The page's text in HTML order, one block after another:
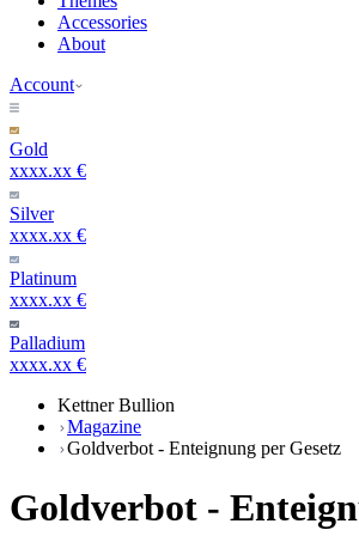
Accessories
About
Account
Gold
xxxx.xx €
Silver
xxxx.xx €
Platinum
xxxx.xx €
Palladium
xxxx.xx €
Kettner Bullion
Magazine
Goldverbot - Enteignung per Gesetz
Goldverbot -